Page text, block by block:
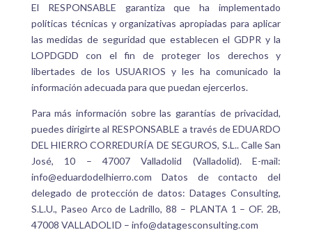
El RESPONSABLE garantiza que ha implementado
políticas técnicas y organizativas apropiadas para aplicar
las medidas de seguridad que establecen el GDPR y la
LOPDGDD con el fin de proteger los derechos y
libertades de los USUARIOS y les ha comunicado la
información adecuada para que puedan ejercerlos.
Para más información sobre las garantías de privacidad,
puedes dirigirte al RESPONSABLE a través de EDUARDO
DEL HIERRO CORREDURÍA DE SEGUROS, S.L.. Calle San
José, 10 – 47007 Valladolid (Valladolid). E-mail:
info@eduardodelhierro.com Datos de contacto del
delegado de protección de datos:Datages Consulting,
S.L.U., Paseo Arco de Ladrillo, 88 – PLANTA 1 – OF. 2B,
47008 VALLADOLID – info@datagesconsulting.com